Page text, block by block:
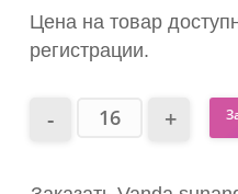
Цена на товар
регистрации.